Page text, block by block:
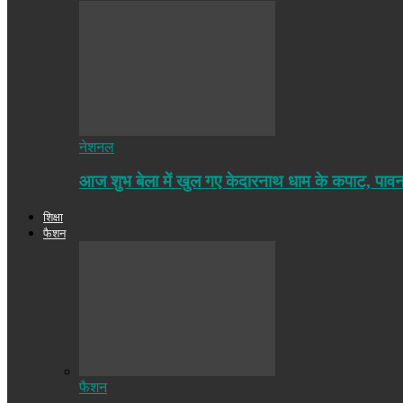
नेशनल
आज शुभ बेला में खुल गए केदारनाथ धाम के कपाट,
शिक्षा
फैशन
फैशन